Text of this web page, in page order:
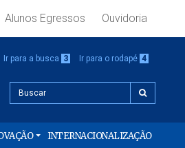
Alunos Egressos Ouvidoria
Ir para a busca 3 Ir para o rodapé 4
INTERNACIONALIZAÇÃO